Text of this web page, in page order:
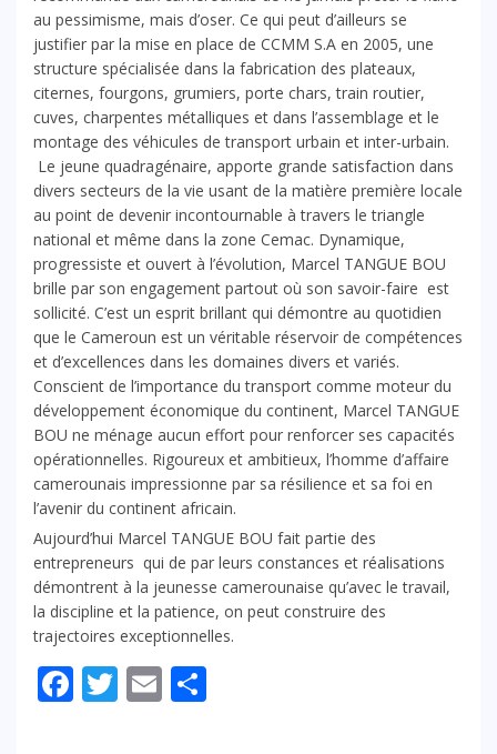
au pessimisme, mais d’oser. Ce qui peut d’ailleurs se
justifier par la mise en place de CCMM S.A en 2005, une
structure spécialisée dans la fabrication des plateaux,
citernes, fourgons, grumiers, porte chars, train routier,
cuves, charpentes métalliques et dans l’assemblage et le
montage des véhicules de transport urbain et inter-urbain.
Le jeune quadragénaire, apporte grande satisfaction dans
divers secteurs de la vie usant de la matière première locale
au point de devenir incontournable à travers le triangle
national et même dans la zone Cemac. Dynamique,
progressiste et ouvert à l’évolution, Marcel TANGUE BOU
brille par son engagement partout où son savoir-faire est
sollicité. C’est un esprit brillant qui démontre au quotidien
que le Cameroun est un véritable réservoir de compétences
et d’excellences dans les domaines divers et variés.
Conscient de l’importance du transport comme moteur du
développement économique du continent, Marcel TANGUE
BOU ne ménage aucun effort pour renforcer ses capacités
opérationnelles. Rigoureux et ambitieux, l’homme d’affaire
camerounais impressionne par sa résilience et sa foi en
l’avenir du continent africain.
Aujourd’hui Marcel TANGUE BOU fait partie des
entrepreneurs qui de par leurs constances et réalisations
démontrent à la jeunesse camerounaise qu’avec le travail,
la discipline et la patience, on peut construire des
trajectoires exceptionnelles.
Facebook
Twitter
Email